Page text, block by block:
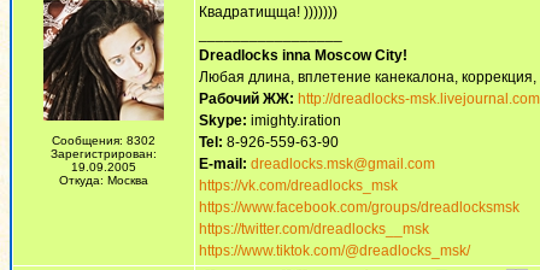
Сообщения: 8302
Зарегистрирован:
19.09.2005
Откуда: Москва
Квадратищща! )))))))
Dreadlocks inna Moscow Сity!
Любая длина, вплетение канекалона,
Рабочий ЖЖ: http://dreadlocks-
Skype: imighty.iration
Tel: 8-926-559-63-90
E-mail: dreadlocks.msk@gmail.com
https://vk.com/dreadlocks_msk
https://www.facebook.com/groups/dreadlocksmsk
https://twitter.com/dreadlocks__msk
https://www.tiktok.com/@dreadlocks_msk/